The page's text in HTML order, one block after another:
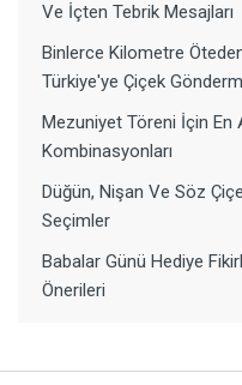
Ve İçten Tebrik Mesajları
Binlerce Kilometre
Türkiye'ye Çiçek
Mezuniyet Töreni İçin En
Kombinasyonları
Düğün, Nişan Ve Söz
Seçimler
Babalar Günü Hediye
Önerileri